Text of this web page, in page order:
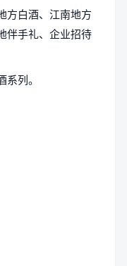
方白酒、江南地方
伴手礼、企业招待
列。